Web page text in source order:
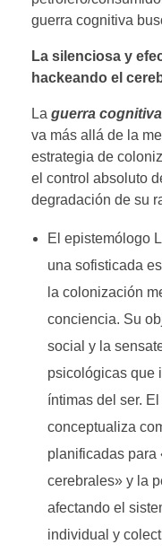
guerra cognitiva
La silenciosa y
hackeando el
La guerra cognitiva
va más allá de la
estrategia de
el control absoluto
degradación de su
El epistemólogo
una sofisticada
la colonización
conciencia. Su
social y la
psicológicas que
íntimas del ser.
conceptualiza
planificadas para
cerebrales» y la
afectando el
individual y